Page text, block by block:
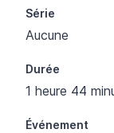
Série
Aucune
Durée
1 heure 44
Événement